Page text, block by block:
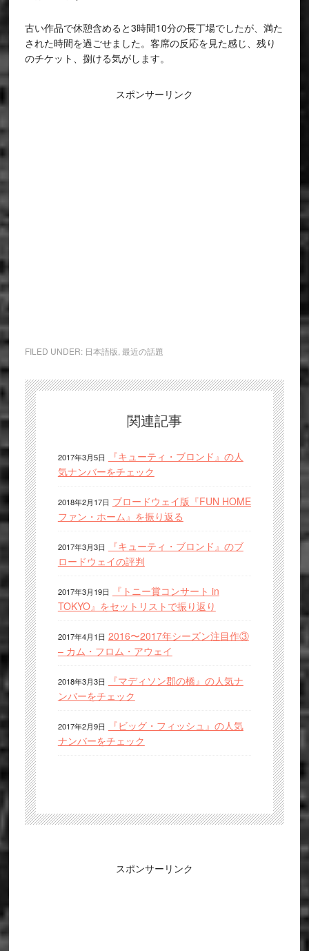
古い作品で休憩含めると3時間10分の長丁場でしたが、満た
された時間を過ごせました。客席の反応を見た感じ、残り
のチケット、捌ける気がします。
スポンサーリンク
FILED UNDER: 日本語版 最近の話題
関連記事
2017年3月5日
『キューティ・ブロンド』の人
気ナンバーをチェック
2018年2月17日 ブロードウェイ版『FUN HOME
ファン・ホーム』を振り返る
2017年3月3日
『キューティ・ブロンド』のブ
ロードウェイの評判
2017年3月19日
『トニー賞コンサート in
TOKYO』をセットリストで振り返り
2017年4月1日 2016〜2017年シーズン注目作③
– カム・フロム・アウェイ
2018年3月3日
『マディソン郡の橋』の人気ナ
ンバーをチェック
2017年2月9日
『ビッグ・フィッシュ』の人気
ナンバーをチェック
スポンサーリンク